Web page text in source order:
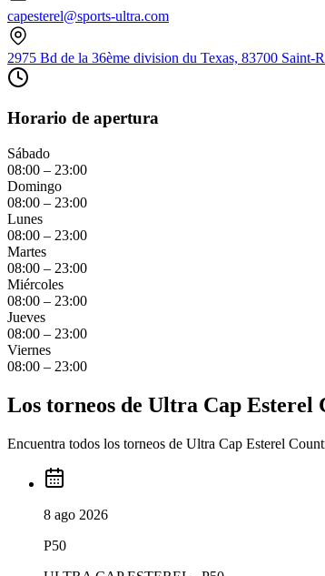
capesterel@sports-ultra.com
2975 Bd de la 36ème division du Texas, 83700 Saint-
Horario de apertura
Sábado
08:00 – 23:00
Domingo
08:00 – 23:00
Lunes
08:00 – 23:00
Martes
08:00 – 23:00
Miércoles
08:00 – 23:00
Jueves
08:00 – 23:00
Viernes
08:00 – 23:00
Los torneos de Ultra Cap Esterel
Encuentra todos los torneos de Ultra Cap Esterel
8 ago 2026
P50